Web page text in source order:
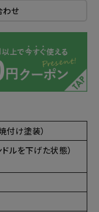
わせ
付け塗装）
を下げた状態）